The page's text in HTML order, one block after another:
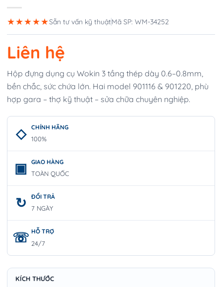
★★★★★Sẵn tư vấn kỹ thuậtMã SP: WM-34252
Liên hệ
Hộp đựng dụng cụ Wokin 3 tầng thép dày 0.6–0.8mm,
bền chắc, sức chứa lớn. Hai model 901116 & 901220, phù
hợp gara – thợ kỹ thuật – sửa chữa chuyên nghiệp.
CHÍNH HÃNG
100%
GIAO HÀNG
TOÀN QUỐC
ĐỔI TRẢ
7 NGÀY
HỖ TRỢ
24/7
KÍCH THƯỚC